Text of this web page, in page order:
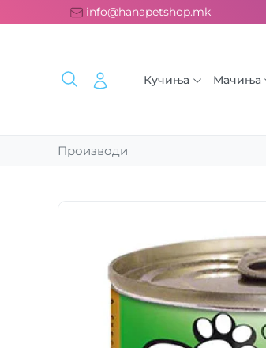
info@hanapetshop.mk
испорака над 2000 ден. ››› 2% од
Кучиња Мачиња
Производи